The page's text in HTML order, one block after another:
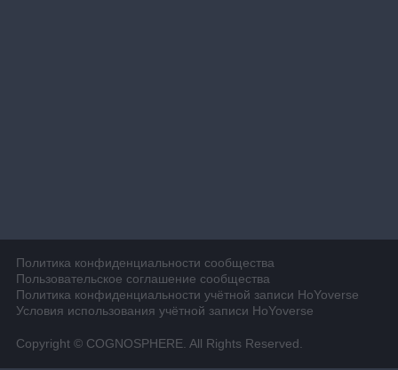
Политика конфиденциальности сообщества
Пользовательское соглашение сообщества
Политика конфиденциальности учётной записи HoYoverse
Условия использования учётной записи HoYoverse
Copyright © COGNOSPHERE. All Rights Reserved.